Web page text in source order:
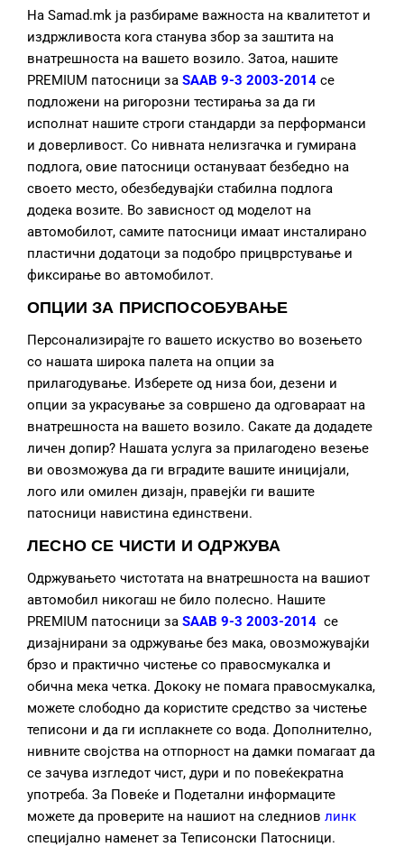
На Samad.mk ја разбираме важноста на квалитетот и
издржливоста кога станува збор за заштита на
внатрешноста на вашето возило. Затоа, нашите
PREMIUM патосници за SAAB 9-3 2003-2014 се
подложени на ригорозни тестирања за да ги
исполнат нашите строги стандарди за перформанси
и доверливост. Со нивната нелизгачка и гумирана
подлога, овие патосници остануваат безбедно на
своето место, обезбедувајќи стабилна подлога
додека возите. Во зависност од моделот на
автомобилот, самите патосници имаат инсталирано
пластични додатоци за подобро прицврстување и
фиксирање во автомобилот.
ОПЦИИ ЗА ПРИСПОСОБУВАЊЕ
Персонализирајте го вашето искуство во возењето
со нашата широка палета на опции за
прилагодување. Изберете од низа бои, дезени и
опции за украсување за совршено да одговараат на
внатрешноста на вашето возило. Сакате да додадете
личен допир? Нашата услуга за прилагодено везење
ви овозможува да ги вградите вашите иницијали,
лого или омилен дизајн, правејќи ги вашите
патосници навистина единствени.
ЛЕСНО СЕ ЧИСТИ И ОДРЖУВА
Одржувањето чистотата на внатрешноста на вашиот
автомобил никогаш не било полесно. Нашите
PREMIUM патосници за SAAB 9-3 2003-2014 се
дизајнирани за одржување без мака, овозможувајќи
брзо и практично чистење со правосмукалка и
обична мека четка. Дококу не помага правосмукалка,
можете слободно да користите средство за чистење
теписони и да ги исплакнете со вода. Дополнително,
нивните својства на отпорност на дамки помагаат да
се зачува изгледот чист, дури и по повеќекратна
употреба. За Повеќе и Подетални информаците
можете да проверите на нашиот на следниов линк
специјално наменет за Теписонски Патосници.